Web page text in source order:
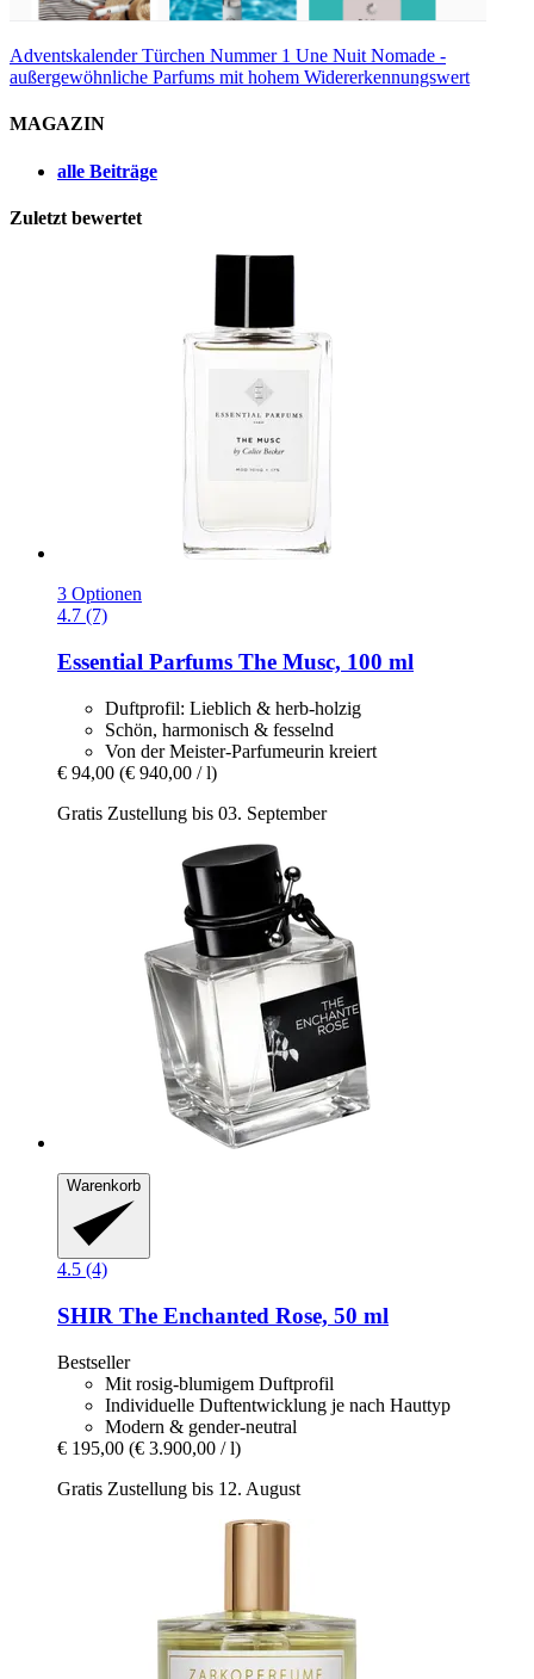
Adventskalender Türchen Nummer 1 Une Nuit Nomade -
außergewöhnliche Parfums mit hohem Widererkennungswert
MAGAZIN
alle Beiträge
Zuletzt bewertet
3 Optionen
4.7 (7)
Essential Parfums The Musc, 100 ml
Duftprofil: Lieblich & herb-holzig
Schön, harmonisch & fesselnd
Von der Meister-Parfumeurin kreiert
€ 94,00 (€ 940,00 / l)
Gratis Zustellung bis 03. September
Warenkorb
4.5 (4)
SHIR The Enchanted Rose, 50 ml
Bestseller
Mit rosig-blumigem Duftprofil
Individuelle Duftentwicklung je nach Hauttyp
Modern & gender-neutral
€ 195,00 (€ 3.900,00 / l)
Gratis Zustellung bis 12. August